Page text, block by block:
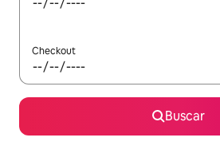
Checkout
Buscar